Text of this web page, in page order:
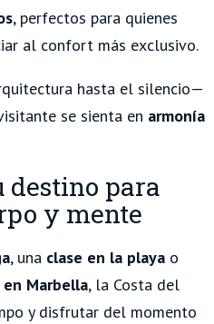
, perfectos para quienes
al confort más exclusivo.
hasta el silencio—
se sienta en armonía
destino para
y mente
, una clase en la playa o
en Marbella, la Costa del
y disfrutar del momento